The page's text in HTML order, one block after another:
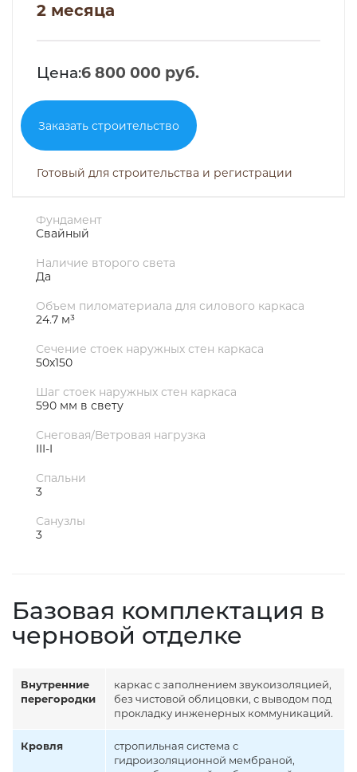
2 месяца
Цена:6 800 000 руб.
Заказать строительство
Готовый для строительства и регистрации
Фундамент
Свайный
Наличие второго света
Да
Объем пиломатериала для силового каркаса
24.7 м³
Сечение стоек наружных стен каркаса
50х150
Шаг стоек наружных стен каркаса
590 мм в свету
Снеговая/Ветровая нагрузка
III-I
Спальни
3
Санузлы
3
Базовая комплектация в
черновой отделке
Внутренние
перегородки
каркас с заполнением звукоизоляцией,
без чистовой облицовки, с выводом под
прокладку инженерных коммуникаций.
Кровля
стропильная система с
гидроизоляционной мембраной,